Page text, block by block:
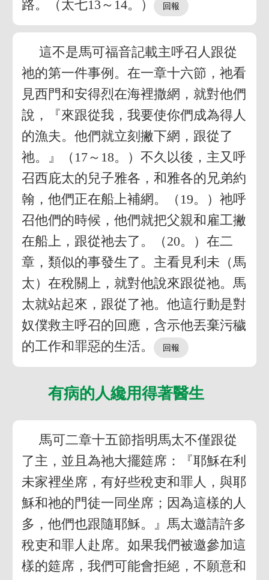
路。（太七13～14。）
這不是馬可福音記載主呼召人跟從
祂的第一件事例。在一章十六節，祂看
見西門和安得烈在海裡撒網，就對他們
說，『來跟從我，我要使你們成為得人
的漁夫。他們就立刻撇下網，跟從了
祂。』（17～18。）不久以後，主又呼
召西庇太的兒子雅各，和雅各的兄弟約
翰，他們正在船上補網。（19。）祂呼
召他們的時候，他們就把父親和雇工撇
在船上，跟從祂去了。（20。）在二
章，類似的事發生了。主看見利未（馬
太）在稅關上，就對他說來跟從祂。馬
太就站起來，跟從了祂。他這行動是對
奴僕救主呼召的回應，含示他丟棄污穢
的工作和罪惡的生活。
有病的人纔用得著醫生
馬可二章十五節指明馬太不僅跟從
了主，並且為祂大擺筵席：『耶穌在利
未家裡坐席，有好些稅吏和罪人，與耶
穌和祂的門徒一同坐席；因為這樣的人
多，他們也跟隨耶穌。』馬太邀請許多
稅吏和罪人赴席。如果我們被邀參加這
樣的筵席，我們可能會拒絕，不願意和